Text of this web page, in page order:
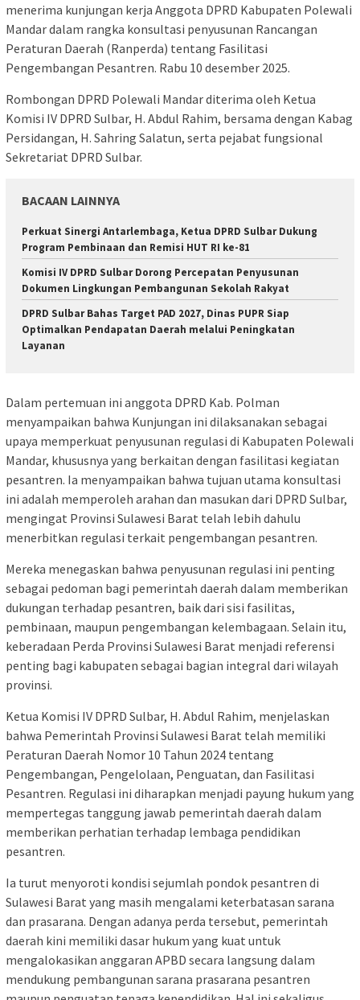
menerima kunjungan kerja Anggota DPRD Kabupaten Polewali
Mandar dalam rangka konsultasi penyusunan Rancangan
Peraturan Daerah (Ranperda) tentang Fasilitasi
Pengembangan Pesantren. Rabu 10 desember 2025.
Rombongan DPRD Polewali Mandar diterima oleh Ketua
Komisi IV DPRD Sulbar, H. Abdul Rahim, bersama dengan Kabag
Persidangan, H. Sahring Salatun, serta pejabat fungsional
Sekretariat DPRD Sulbar.
BACAAN LAINNYA
Perkuat Sinergi Antarlembaga, Ketua DPRD Sulbar Dukung
Program Pembinaan dan Remisi HUT RI ke-81
Komisi IV DPRD Sulbar Dorong Percepatan Penyusunan
Dokumen Lingkungan Pembangunan Sekolah Rakyat
DPRD Sulbar Bahas Target PAD 2027, Dinas PUPR Siap
Optimalkan Pendapatan Daerah melalui Peningkatan
Layanan
Dalam pertemuan ini anggota DPRD Kab. Polman
menyampaikan bahwa Kunjungan ini dilaksanakan sebagai
upaya memperkuat penyusunan regulasi di Kabupaten Polewali
Mandar, khususnya yang berkaitan dengan fasilitasi kegiatan
pesantren. Ia menyampaikan bahwa tujuan utama konsultasi
ini adalah memperoleh arahan dan masukan dari DPRD Sulbar,
mengingat Provinsi Sulawesi Barat telah lebih dahulu
menerbitkan regulasi terkait pengembangan pesantren.
Mereka menegaskan bahwa penyusunan regulasi ini penting
sebagai pedoman bagi pemerintah daerah dalam memberikan
dukungan terhadap pesantren, baik dari sisi fasilitas,
pembinaan, maupun pengembangan kelembagaan. Selain itu,
keberadaan Perda Provinsi Sulawesi Barat menjadi referensi
penting bagi kabupaten sebagai bagian integral dari wilayah
provinsi.
Ketua Komisi IV DPRD Sulbar, H. Abdul Rahim, menjelaskan
bahwa Pemerintah Provinsi Sulawesi Barat telah memiliki
Peraturan Daerah Nomor 10 Tahun 2024 tentang
Pengembangan, Pengelolaan, Penguatan, dan Fasilitasi
Pesantren. Regulasi ini diharapkan menjadi payung hukum yang
mempertegas tanggung jawab pemerintah daerah dalam
memberikan perhatian terhadap lembaga pendidikan
pesantren.
Ia turut menyoroti kondisi sejumlah pondok pesantren di
Sulawesi Barat yang masih mengalami keterbatasan sarana
dan prasarana. Dengan adanya perda tersebut, pemerintah
daerah kini memiliki dasar hukum yang kuat untuk
mengalokasikan anggaran APBD secara langsung dalam
mendukung pembangunan sarana prasarana pesantren